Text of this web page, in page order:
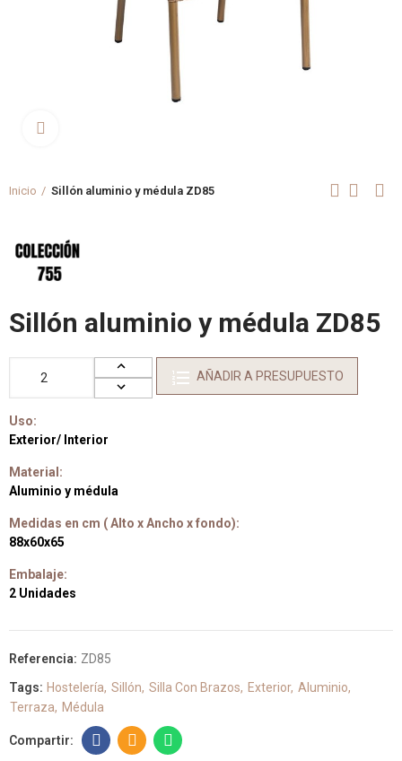
Inicio Sillón aluminio y médula ZD85
Sillón aluminio y médula ZD85
AÑADIR A PRESUPUESTO
Uso:
Exterior/ Interior
Material:
Aluminio y médula
Medidas en cm ( Alto x Ancho x fondo):
88x60x65
Embalaje:
2 Unidades
Referencia: ZD85
Tags: Hostelería Sillón Silla Con Brazos Exterior Aluminio
Terraza
Médula